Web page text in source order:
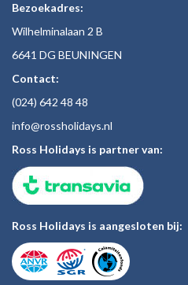
Bezoekadres:
Wilhelminalaan 2 B
6641 DG BEUNINGEN
Contact:
(024) 642 48 48
info@rossholidays.nl
Ross Holidays is partner van:
Ross Holidays is aangesloten bij: